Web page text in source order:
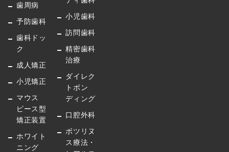
歯周病
予防歯科
歯科ドッ
ク
成人矯正
小児矯正
マウス
ピース型
矯正装置
ホワイト
ニング
小児歯科
訪問歯科
精密歯科
治療
ダイレク
トボン
ディング
口腔外科
ボツリヌ
ス療法・